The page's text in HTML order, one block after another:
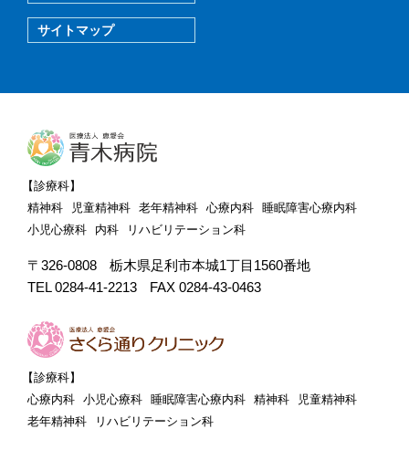
サイトマップ
【診療科】
精神科
児童精神科 老年精神科 心療内科
睡眠障害心療内科
小児心療科
内科 リハビリテーション科
〒326-0808
栃木県足利市本城1丁目1560番地
TEL 0284-41-2213
FAX 0284-43-0463
【診療科】
心療内科 小児心療科 睡眠障害心療内科 精神科
児童精神科
老年精神科
リハビリテーション科